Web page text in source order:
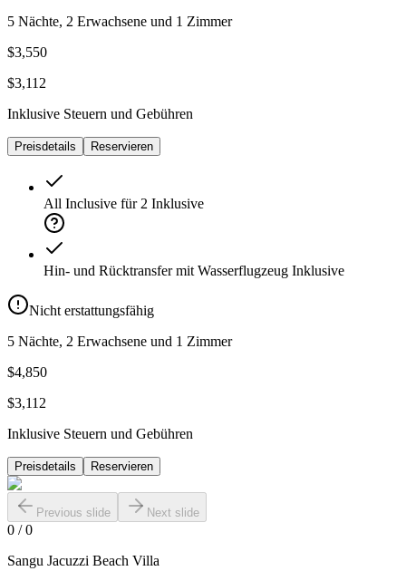
5 Nächte, 2 Erwachsene und 1 Zimmer
$3,550
$3,112
Inklusive Steuern und Gebühren
Preisdetails Reservieren
All Inclusive für 2 Inklusive
Hin- und Rücktransfer mit Wasserflugzeug Inklusive
Nicht erstattungsfähig
5 Nächte, 2 Erwachsene und 1 Zimmer
$4,850
$3,112
Inklusive Steuern und Gebühren
Preisdetails Reservieren
Previous slide Next slide
0 /0
Sangu Jacuzzi Beach Villa